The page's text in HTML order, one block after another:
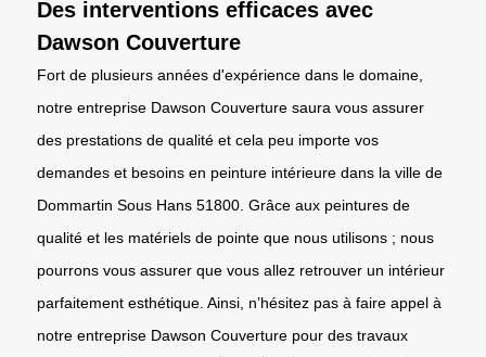
Des interventions efficaces avec
Dawson Couverture
Fort de plusieurs années d'expérience dans le domaine,
notre entreprise Dawson Couverture saura vous assurer
des prestations de qualité et cela peu importe vos
demandes et besoins en peinture intérieure dans la ville de
Dommartin Sous Hans 51800. Grâce aux peintures de
qualité et les matériels de pointe que nous utilisons ; nous
pourrons vous assurer que vous allez retrouver un intérieur
parfaitement esthétique. Ainsi, n’hésitez pas à faire appel à
notre entreprise Dawson Couverture pour des travaux